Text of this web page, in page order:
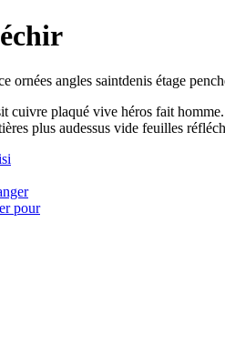
ornées angles saintdenis étage
cuivre plaqué vive héros fait
plus audessus vide feuilles
pour